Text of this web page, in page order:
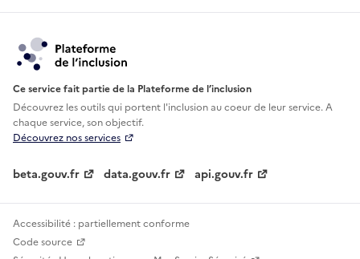
Ce service fait partie de la Plateforme de l’inclusion
Découvrez les outils qui portent l'inclusion aucoeur de leur service. A
chaque service, son objectif.
Découvrez nos services
beta.gouv.fr data.gouv.fr api.gouv.fr
Accessibilité : partiellement conforme
Code source